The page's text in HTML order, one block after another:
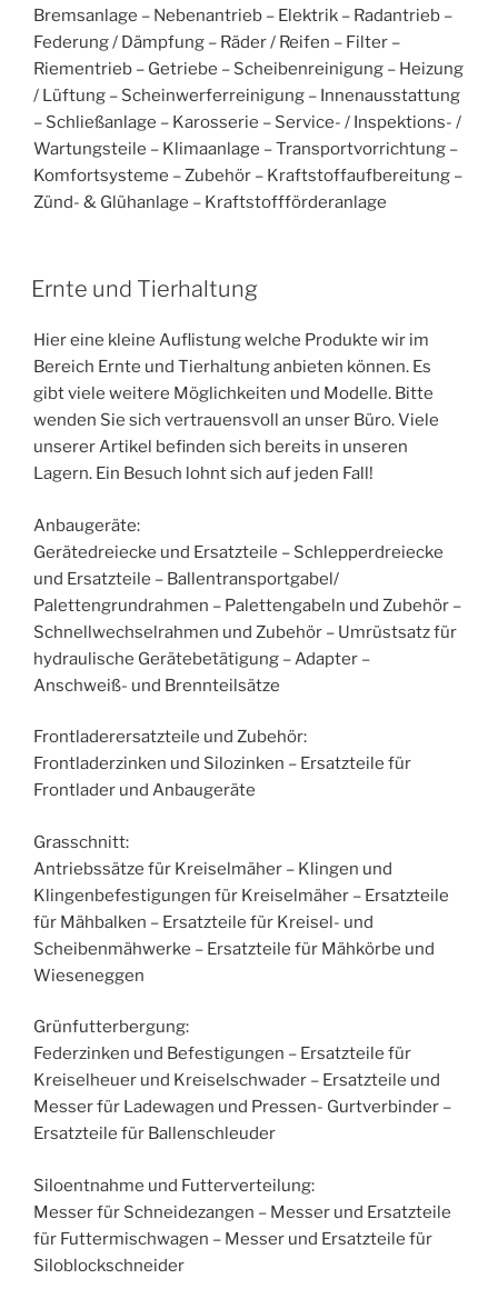
Bremsanlage – Nebenantrieb – Elektrik – Radantrieb –
Federung / Dämpfung – Räder / Reifen – Filter –
Riementrieb – Getriebe – Scheibenreinigung – Heizung
/ Lüftung – Scheinwerferreinigung – Innenausstattung
– Schließanlage – Karosserie – Service- / Inspektions- /
Wartungsteile – Klimaanlage – Transportvorrichtung –
Komfortsysteme – Zubehör – Kraftstoffaufbereitung –
Zünd- & Glühanlage – Kraftstoffförderanlage
Ernte und Tierhaltung
Hier eine kleine Auflistung welche Produkte wir im
Bereich Ernte und Tierhaltung anbieten können. Es
gibt viele weitere Möglichkeiten und Modelle. Bitte
wenden Sie sich vertrauensvoll an unser Büro. Viele
unserer Artikel befinden sich bereits in unseren
Lagern. Ein Besuch lohnt sich auf jeden Fall!
Anbaugeräte:
Gerätedreiecke und Ersatzteile – Schlepperdreiecke
und Ersatzteile – Ballentransportgabel/
Palettengrundrahmen – Palettengabeln und Zubehör –
Schnellwechselrahmen und Zubehör – Umrüstsatz für
hydraulische Gerätebetätigung – Adapter –
Anschweiß- und Brennteilsätze
Frontladerersatzteile und Zubehör:
Frontladerzinken und Silozinken – Ersatzteile für
Frontlader und Anbaugeräte
Grasschnitt:
Antriebssätze für Kreiselmäher – Klingen und
Klingenbefestigungen für Kreiselmäher – Ersatzteile
für Mähbalken – Ersatzteile für Kreisel- und
Scheibenmähwerke – Ersatzteile für Mähkörbe und
Wieseneggen
Grünfutterbergung:
Federzinken und Befestigungen – Ersatzteile für
Kreiselheuer und Kreiselschwader – Ersatzteile und
Messer für Ladewagen und Pressen- Gurtverbinder –
Ersatzteile für Ballenschleuder
Siloentnahme und Futterverteilung:
Messer für Schneidezangen – Messer und Ersatzteile
für Futtermischwagen – Messer und Ersatzteile für
Siloblockschneider